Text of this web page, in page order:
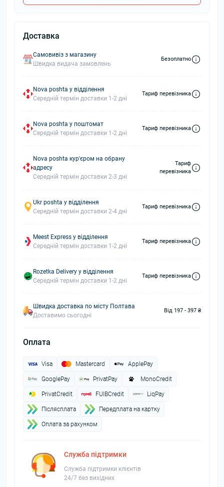
Доставка
Самовивіз з магазину
Швидка видача замовлень
Безоплатно
Nova poshta у відділення
Середній термін доставки 1-2 дні
Тариф перевізника
Nova poshta у поштомат
Середній термін доставки 1-2 дні
Тариф перевізника
Nova poshta кур'єром на обрану
адресу
Середній термін доставки 2-3 дні
Тариф
перевізника
Ukr poshta у відділення
Середній термін доставки 2-4 дні
Тариф перевізника
Meest Express у відділення
Середній термін доставки 1-2 дні
Тариф перевізника
Rozetka Delivery у відділення
Середній термін доставки 1-2 дні
Тариф перевізника
Швидка доставка по місту Полтава
Доставимо сьогодні
Від 197 - 397 ₴
Оплата
Visa Mastercard ApplePay
GooglePay PrivatPay MonoCredit
PrivatCredit FUIBCredit LiqPay
Пiслясплата Передплата на картку
Оплата за рахунком
Служба підтримки
Служба підтримки клієнтів
24/7 без вихідних